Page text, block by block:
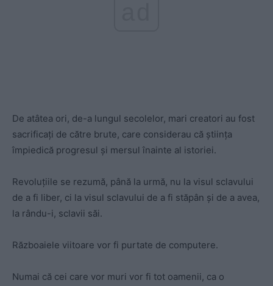
De atâtea ori, de-a lungul secolelor, mari creatori au fost
sacrificaţi de către brute, care considerau că ştiinţa
împiedică progresul şi mersul înainte al istoriei.
Revoluţiile se rezumă, până la urmă, nu la visul sclavului
de a fi liber, ci la visul sclavului de a fi stăpân şi de a avea,
la rându-i, sclavii săi.
Războaiele viitoare vor fi purtate de computere.
Numai că cei care vor muri vor fi tot oamenii, ca o